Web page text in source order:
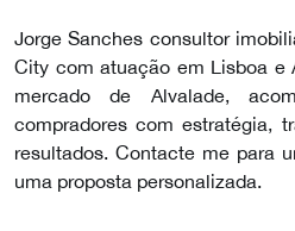
Jorge Sanches consultor
City com atuação em Lisboa e
mercado de Alvalade,
compradores com estratégia,
resultados. Contacte me para
uma proposta personalizada.